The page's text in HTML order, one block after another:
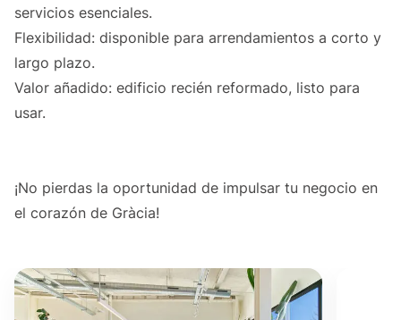
servicios esenciales.
Flexibilidad: disponible para arrendamientos a corto y
largo plazo.
Valor añadido: edificio recién reformado, listo para
usar.
¡No pierdas la oportunidad de impulsar tu negocio en
el corazón de Gràcia!